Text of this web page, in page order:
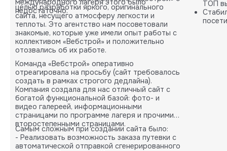
международного лагеря этого было
недостаточно.
целью разработки яркого, оригинального
сайта, несущего атмосферу легкости и
теплоты. Это агентство нам посоветовали
знакомые, которые уже имели опыт работы с
коллективом «Вебстрой» и положительно
отозвались об их работе.
Команда «Вебстрой» оперативно
отреагировала на просьбу (сайт требовалось
создать в рамках строгого дедлайна).
Компания создала для нас отличный сайт с
богатой функциональной базой: фото- и
видео галереей, информационными
страницами по программе лагеря и прочими
второстепенными страницами.
Самым сложным при создании сайта было:
- Реализовать возможность заказа путевки с
автоматической отправкой сгенерированного
ТОП